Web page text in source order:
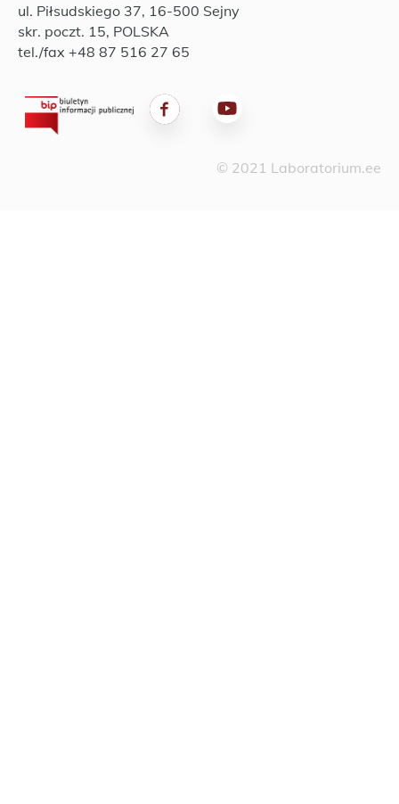
ul. Piłsudskiego 37, 16-500 Sejny
skr. poczt. 15, POLSKA
tel./fax +48 87 516 27 65
© 2021 Laboratorium.ee